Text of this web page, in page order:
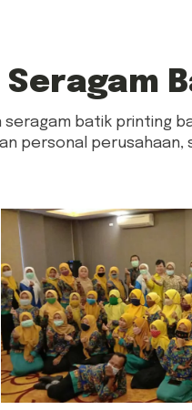
Seragam
seragam batik printing
personal perusahaan,